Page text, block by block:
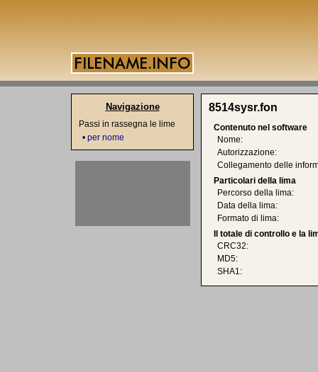
8514sysr.fon
Contenuto nel software
Nome:
Autorizzazione:
Collegamento delle
Particolari della lima
Percorso della lima:
Data della lima:
Formato di lima:
Il totale di controllo e la
CRC32:
MD5:
SHA1:
Navigazione
Passi in rassegna le lime
• per nome